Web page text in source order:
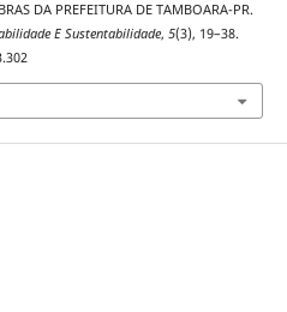
DA PREFEITURA DE TAMBOARA-PR.
E Sustentabilidade, 5(3), 19–38.